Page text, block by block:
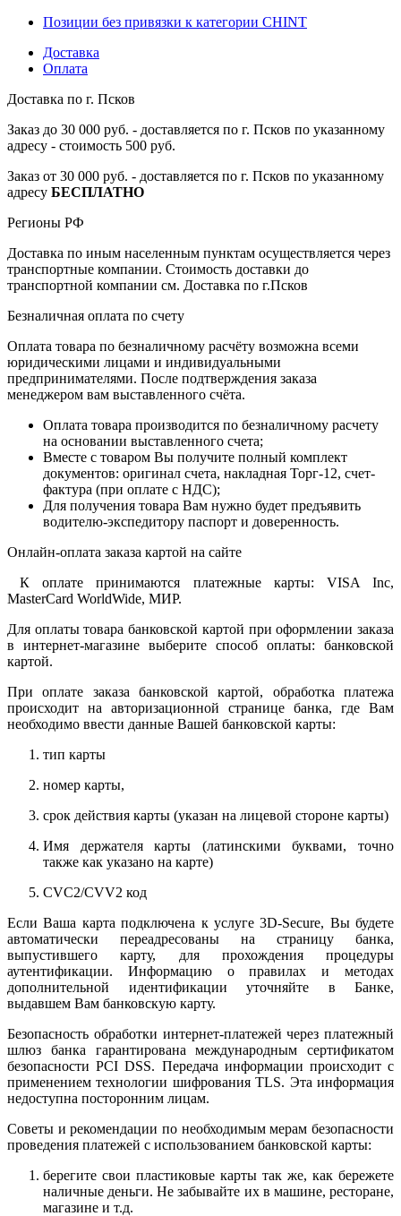
Позиции без привязки к категории CHINT
Доставка
Оплата
Доставка по г. Псков
Заказ до 30 000 руб. - доставляется по г. Псков по указанному
адресу - стоимость 500 руб.
Заказ от 30 000 руб. - доставляется по г. Псков по указанному
адресу БЕСПЛАТНО
Регионы РФ
Доставка по иным населенным пунктам осуществляется через
транспортные компании. Стоимость доставки до
транспортной компании см. Доставка по г.Псков
Безналичная оплата по счету
Оплата товара по безналичному расчёту возможна всеми
юридическими лицами и индивидуальными
предпринимателями. После подтверждения заказа
менеджером вам выставленного счёта.
Оплата товара производится по безналичному расчету
на основании выставленного счета;
Вместе с товаром Вы получите полный комплект
документов: оригинал счета, накладная Торг-12, счет-
фактура (при оплате с НДС);
Для получения товара Вам нужно будет предъявить
водителю-экспедитору паспорт и доверенность.
Онлайн-оплата заказа картой на сайте
К оплате принимаются платежные карты: VISA Inc,
MasterCard WorldWide, МИР.
Для оплаты товара банковской картой при оформлении заказа
в интернет-магазине выберите способ оплаты: банковской
картой.
При оплате заказа банковской картой, обработка платежа
происходит на авторизационной странице банка, где Вам
необходимо ввести данные Вашей банковской карты:
тип карты
номер карты,
срок действия карты (указан на лицевой стороне карты)
Имя держателя карты (латинскими буквами, точно
также как указано на карте)
CVC2/CVV2 код
Если Ваша карта подключена к услуге 3D-Secure, Вы будете
автоматически переадресованы на страницу банка,
выпустившего карту, для прохождения процедуры
аутентификации. Информацию о правилах и методах
дополнительной идентификации уточняйте в Банке,
выдавшем Вам банковскую карту.
Безопасность обработки интернет-платежей через платежный
шлюз банка гарантирована международным сертификатом
безопасности PCI DSS. Передача информации происходит с
применением технологии шифрования TLS. Эта информация
недоступна посторонним лицам.
Советы и рекомендации по необходимым мерам безопасности
проведения платежей с использованием банковской карты:
берегите свои пластиковые карты так же, как бережете
наличные деньги. Не забывайте их в машине, ресторане,
магазине и т.д.